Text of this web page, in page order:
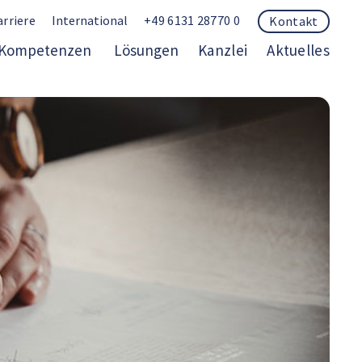
International +49 6131 28770 0 Kontakt
Lösungen Kanzlei Aktuelles